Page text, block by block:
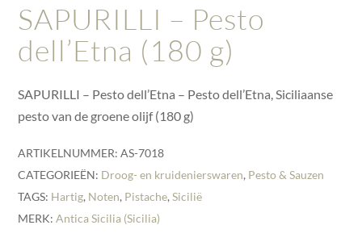
SAPURILLI – Pesto
dell’Etna (180 g)
SAPURILLI – Pesto dell’Etna – Pesto dell’Etna, Siciliaanse
pesto van de groene olijf (180 g)
ARTIKELNUMMER:AS-7018
CATEGORIEËN: Droog- en kruidenierswaren, Pesto & Sauzen
TAGS: Hartig, Noten, Pistache,Sicilië
MERK:Antica Sicilia (Sicilia)